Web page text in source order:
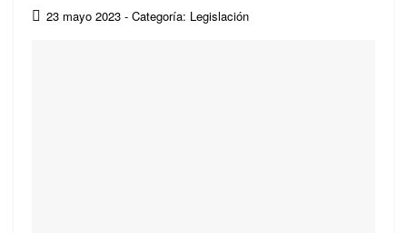
23 mayo 2023 - Categoría: Legislación